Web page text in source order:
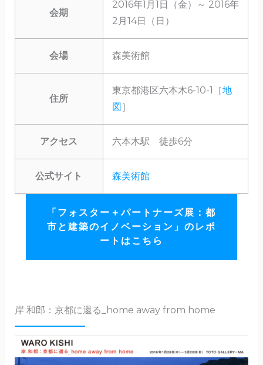
会期
2016年1月1日（金）～ 2016年
2月14日（日）
会場 森美術館
住所
東京都港区六本木6-10-1［地
図］
アクセス 六本木駅 徒歩6分
公式サイト 森美術館
「フォスター＋パートナーズ展：都
市と建築のイノベーション」のレポ
ートはこちら
岸 和郎：京都に還る_home away from home